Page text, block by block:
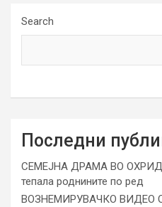
Search
Последни
СЕМЕЈНА ДРАМА ВО ОХРИД:
тепала роднините по ред
ВОЗНЕМИРУВАЧКО ВИДЕО